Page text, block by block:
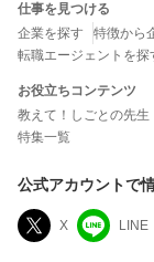
仕事を見つける
企業を探す
特徴から
転職エージェントを探
お役立ちコンテンツ
教えて！しごとの先生
特集一覧
公式アカウントで
X LINE